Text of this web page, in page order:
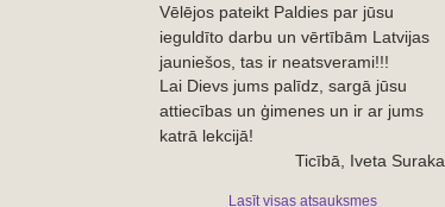
Vēlējos pateikt Paldies par jūsu
ieguldīto darbu un vērtībām Latvijas
jauniešos, tas ir neatsverami!!!
Lai Dievs jums palīdz, sargā jūsu
attiecības un ģimenes un ir ar jums
katrā lekcijā!
Ticībā, Iveta Suraka
Lasīt visas atsauksmes